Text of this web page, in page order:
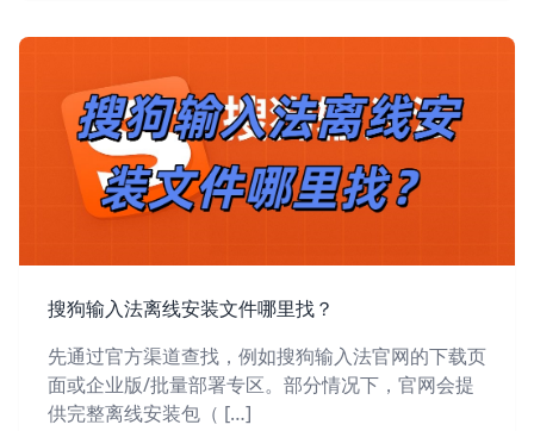
搜狗输入法离线安装文件哪里找？
先通过官方渠道查找，例如搜狗输入法官网的下载页
面或企业版/批量部署专区。部分情况下，官网会提
供完整离线安装包（ […]